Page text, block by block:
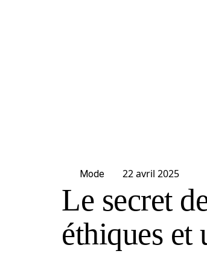
Mode 22 avril 2025
Le secret
éthiques et